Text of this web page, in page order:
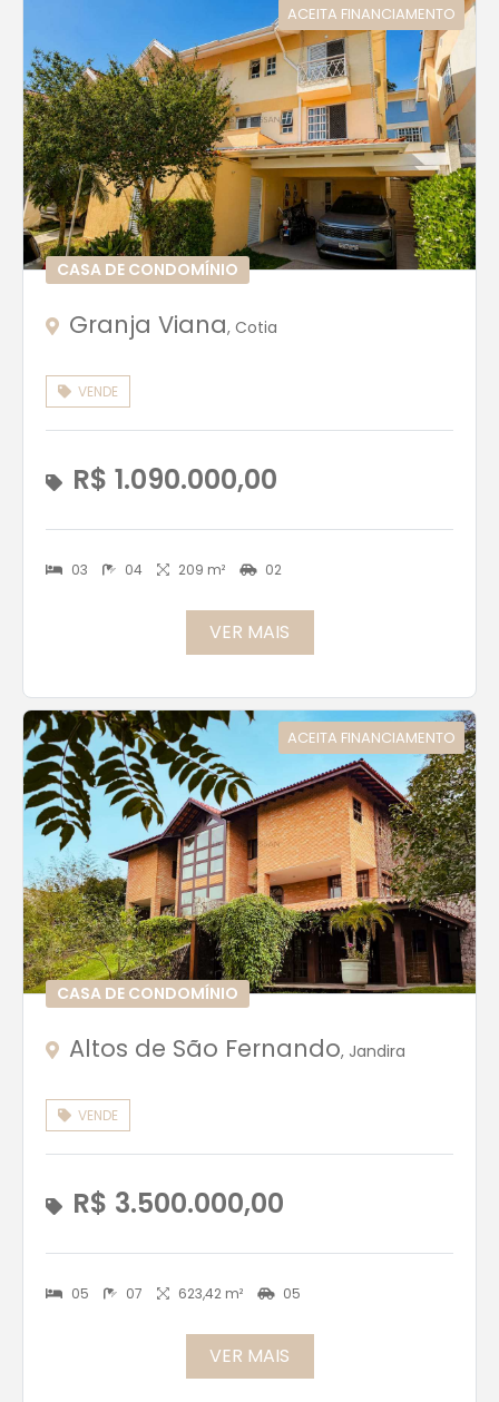
ACEITA FINANCIAMENTO
CASA DE CONDOMÍNIO
Granja Viana, Cotia
VENDE
R$ 1.090.000,00
03 04 209 m² 02
VER MAIS
ACEITA FINANCIAMENTO
CASA DE CONDOMÍNIO
Altos de São Fernando, Jandira
VENDE
R$ 3.500.000,00
05 07 623,42 m² 05
VER MAIS